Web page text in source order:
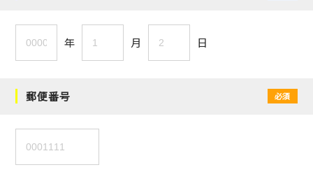
年 月 日
郵便番号 必須